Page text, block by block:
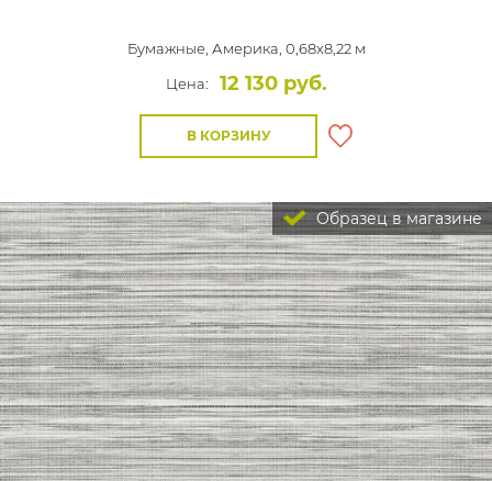
Бумажные, Америка, 0,68x8,22 м
Цена:
12 130 руб.
В КОРЗИНУ
Образец в магазине